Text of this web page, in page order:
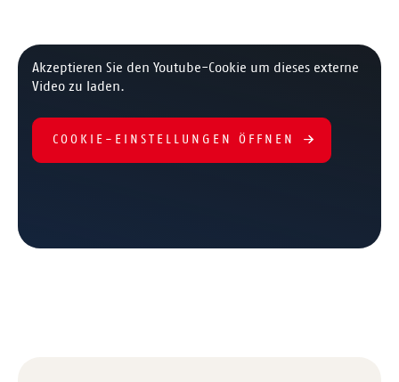
Akzeptieren Sie den Youtube-Cookie um dieses externe
Video zu laden.
COOKIE-EINSTELLUNGEN ÖFFNEN